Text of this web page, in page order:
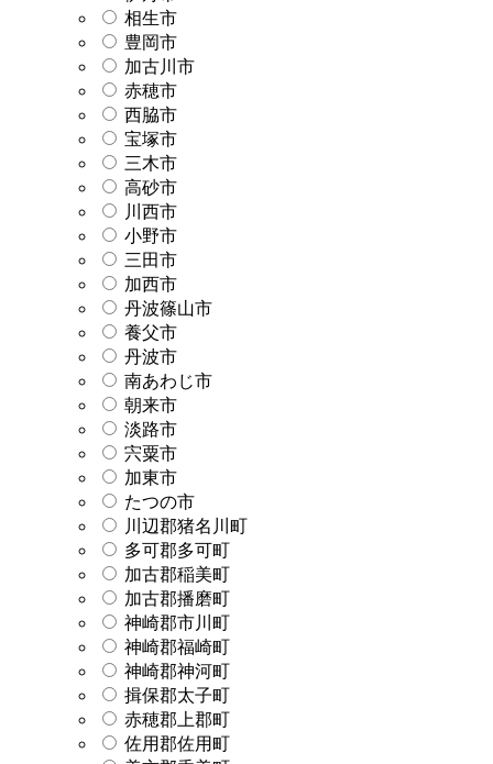
相生市
豊岡市
加古川市
赤穂市
西脇市
宝塚市
三木市
高砂市
川西市
小野市
三田市
加西市
丹波篠山市
養父市
丹波市
南あわじ市
朝来市
淡路市
宍粟市
加東市
たつの市
川辺郡猪名川町
多可郡多可町
加古郡稲美町
加古郡播磨町
神崎郡市川町
神崎郡福崎町
神崎郡神河町
揖保郡太子町
赤穂郡上郡町
佐用郡佐用町